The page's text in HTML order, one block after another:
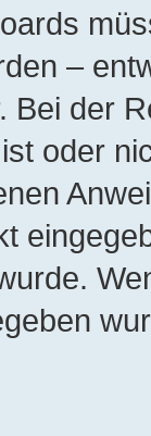
–
Bei der
oder